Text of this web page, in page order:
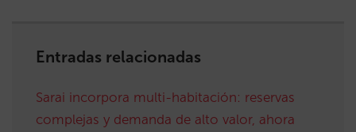
Entradas relacionadas
Sarai incorpora multi-habitación: reservas
complejas y demanda de alto valor, ahora